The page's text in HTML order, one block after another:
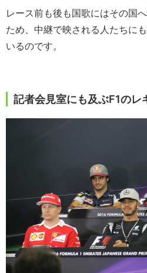
レース前も後も国歌にはその国
ため、中継で映される人たちに
いるのです。
記者会見室にも及ぶF1のレ